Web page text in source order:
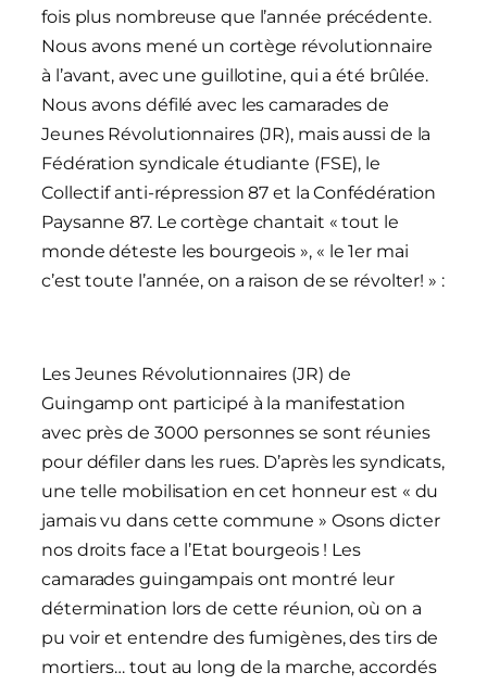
fois plus nombreuse que l’année précédente.
Nous avons mené un cortège révolutionnaire
à l’avant, avec une guillotine, qui a été brûlée.
Nous avons défilé avec les camarades de
Jeunes Révolutionnaires (JR), mais aussi de la
Fédération syndicale étudiante (FSE), le
Collectif anti-répression 87 et la Confédération
Paysanne 87. Le cortège chantait « tout le
monde déteste les bourgeois », « le 1er mai
c’est toute l’année, on a raison de se révolter! » :
Les Jeunes Révolutionnaires (JR) de
Guingamp ont participé à la manifestation
avec près de 3000 personnes se sont réunies
pour défiler dans les rues. D’après les syndicats,
une telle mobilisation en cet honneur est « du
jamais vu dans cette commune » Osons dicter
nos droits face a l’Etat bourgeois ! Les
camarades guingampais ont montré leur
détermination lors de cette réunion, où on a
pu voir et entendre des fumigènes, des tirs de
mortiers… tout au long de la marche, accordés